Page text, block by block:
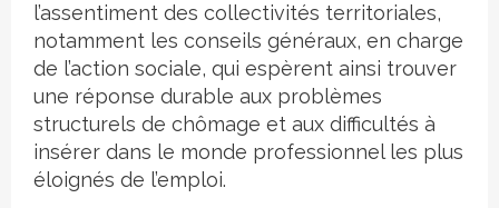
l’assentiment des collectivités territoriales,
notamment les conseils généraux, en charge
de l’action sociale, qui espèrent ainsi trouver
une réponse durable aux problèmes
structurels de chômage et aux difficultés à
insérer dans le monde professionnel les plus
éloignés de l’emploi.